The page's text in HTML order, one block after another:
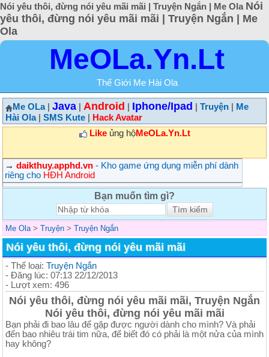
Nói yêu thôi, đừng nói yêu mãi mãi | Truyện Ngắn | Me Ola Nói
yêu thôi, đừng nói yêu mãi mãi | Truyện Ngắn | Me
Ola
MeOLa.Yn.Lt
Thế Giới Me Hài Ola
Me OLa| Java Android Iphone/Ipad Truyện
Me
Hài Ola| SMS Kute
Hack Avatar
Likeủng hộMeOLa.Yn.Lt
→ daikthuy.apphd.vn - Kho game ứng dụng miễn phí dành
riêng cho HĐH Android
Bạn muốn tìm gì?
Me Ola > Truyện > Truyện Ngắn
Nói yêu thôi, đừng nói yêu mãi mãi
- Thể loại: Truyện Ngắn
- Đăng lúc: 07:13 22/12/2013
- Lượt xem: 496
Nói yêu thôi, đừng nói yêu mãi mãi, Truyện Ngắn
Nói yêu thôi, đừng nói yêu mãi mãi
Bạn phải đi bao lâu để gặp được người dành cho mình? Và phải
đến bao nhiêu trái tim nữa, để biết đó có phải là một nửa của mình
hay không?